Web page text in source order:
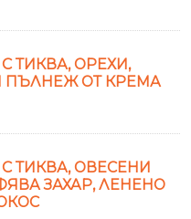
ТИКВА, ОРЕХИ,
ПЪЛНЕЖ ОТ КРЕМА
ТИКВА, ОВЕСЕНИ
ЗАХАР, ЛЕНЕНО